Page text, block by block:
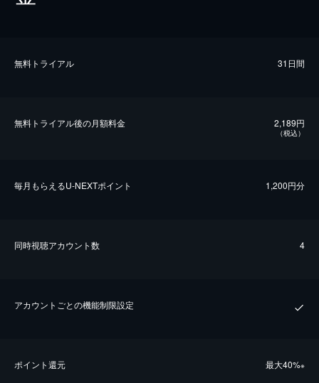
無料トライアル 31日間
無料トライアル後の⽉額料金 2,189円
（税込）
毎⽉もらえるU-NEXTポイント 1,200円分
同時視聴アカウント数 4
アカウントごとの機能制限設定
ポイント還元 最⼤40%※